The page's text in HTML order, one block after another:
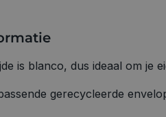
is blanco, dus ideaal om je
gerecycleerde